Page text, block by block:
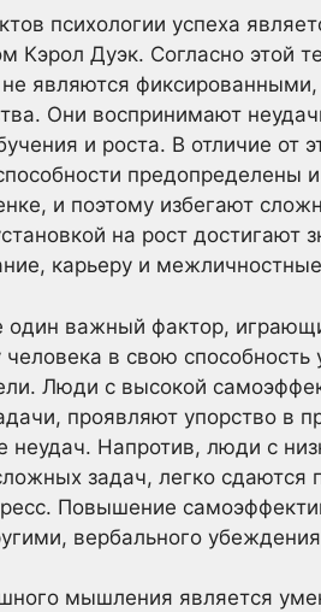
психологии успеха
Кэрол Дуэк. Согласно этой
являются
Они воспринимают
и роста. В отличие от
предопределены
и поэтому избегают
на рост достигают
карьеру и
важный фактор,
человека в свою
Люди с высокой
проявляют упорство в
неудач. Напротив, люди с
задач, легко сдаются
Повышение
вербального
мышления является